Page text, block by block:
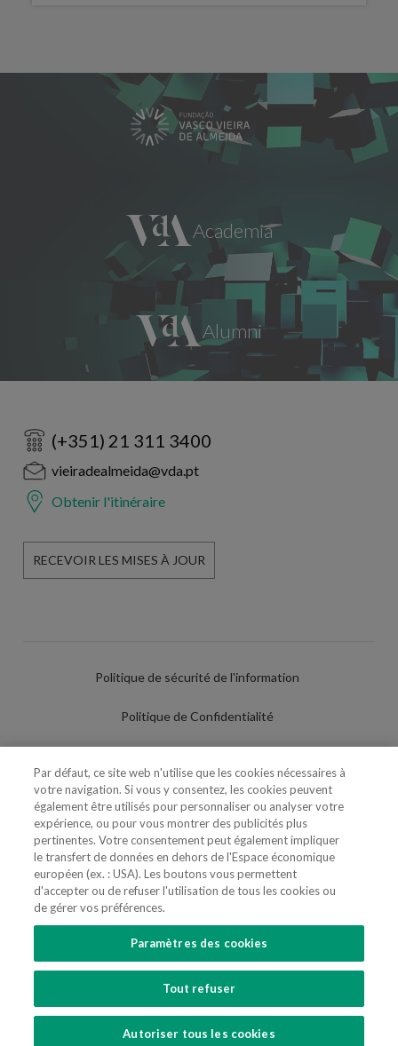
(+351) 21 311 3400
vieiradealmeida@vda.pt
Obtenir l'itinéraire
RECEVOIR LES MISES À JOUR
Politique de sécurité de l'information
Politique de Confidentialité
Politique de Cookies
Paramètres des cookies
Utilisation Frauduleuse du Nom/Brand
SUIVEZ-NOUS
Advogados e Consultores, SP RL. Todos os direitos reservados.
Created by
SOFTWAY
Par défaut, ce site web n'utilise que les cookies nécessaires à
votre navigation. Si vous y consentez, les cookies peuvent
également être utilisés pour personnaliser ou analyser votre
expérience, ou pour vous montrer des publicités plus
pertinentes. Votre consentement peut également impliquer
le transfert de données en dehors de l'Espace économique
européen (ex. : USA). Les boutons vous permettent
d'accepter ou de refuser l'utilisation de tous les cookies ou
de gérer vos préférences.
Paramètres des cookies
Tout refuser
Autoriser tous les cookies